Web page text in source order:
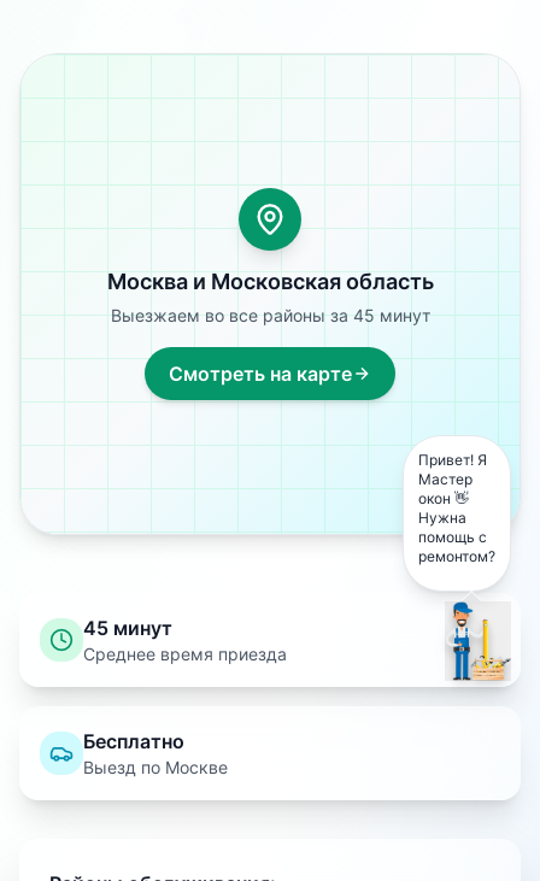
Москва и Московская область
Выезжаем во все районы за 45 минут
Смотреть на карте
45 минут
Среднее время приезда
Бесплатно
Выезд по Москве
Привет! Я
Мастер
окон 👋
Нужна
помощь с
ремонтом?